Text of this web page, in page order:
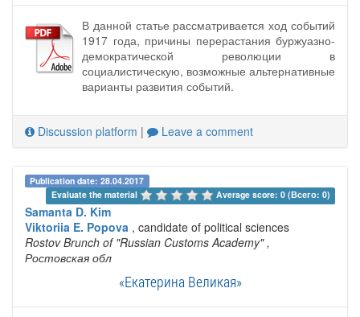
В данной статье рассматривается ход событий
1917 года, причины перерастания буржуазно-
демократической революции в
социалистическую, возможные альтернативные
варианты развития событий.
Discussion platform | Leave a comment
Publication date: 28.04.2017
Evaluate the material
Average score: 0 (Всего: 0)
Samanta D. Kim
Viktoriia E. Popova , candidate of political sciences
Rostov Brunch of "Russian Customs Academy" ,
Ростовская обл
«Екатерина Великая»